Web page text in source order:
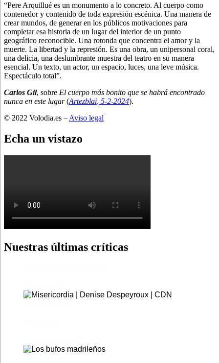
“Pere Arquillué es un monumento a lo concreto. Al cuerpo como
contenedor y contenido de toda expresión escénica. Una manera de
crear mundos, de generar en los públicos motivaciones para
completar esa historia de un lugar del interior de un punto
geográfico reconocible. Una rotonda que concentra el amor y la
muerte. La libertad y la represión. Es una obra, un unipersonal coral,
una delicia, una deslumbrante muestra del teatro en su manera
esencial. Un texto, un actor, un espacio, luces, una leve música.
Espectáculo total”.
Carlos Gil, sobre El cuerpo más bonito que se habrá encontrado
nunca en este lugar(Artezblai , 5-2-2024).
© 2022 Volodia.es – Aviso legal
Echa un vistazo
Nuestras últimas críticas